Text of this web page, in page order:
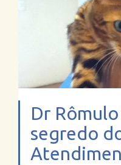
Dr
segredo